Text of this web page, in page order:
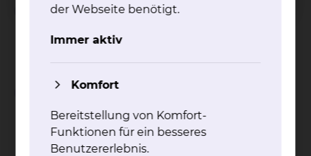
Einschränkungen bei
Wahlleistungen
Abschlagszahlungen bei
Inanspruchnahme von
Wahlleistungen
der Webseite benötigt.
Immer aktiv
Komfort
Bereitstellung von Komfort-
Funktionen für ein besseres
Benutzererlebnis.